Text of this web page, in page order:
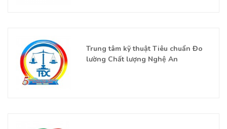
Trung tâm kỹ thuật Tiêu chuẩn Đo
lường Chất lượng Nghệ An